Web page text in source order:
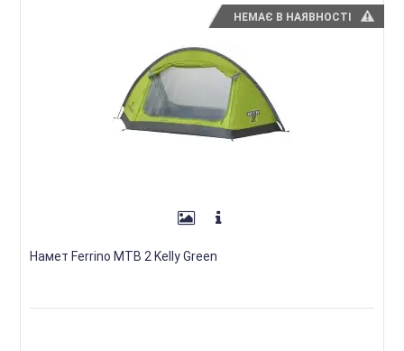
НЕМАЄ В НАЯВНОСТІ
Намет Ferrino MTB 2 Kelly Green